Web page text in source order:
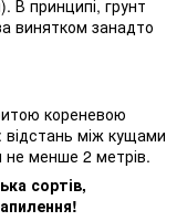
В принципі, грунт
винятком занадто
кореневою
між кущами
менше 2 метрів.
сортів,